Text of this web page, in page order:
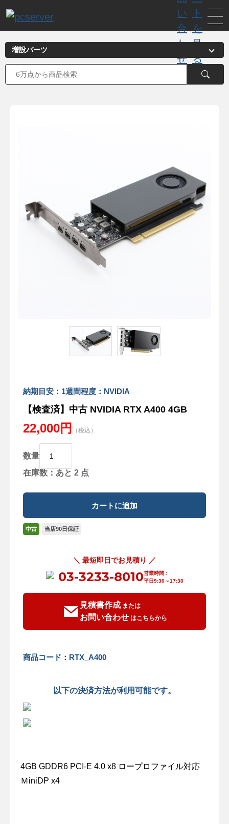
納期目安：1週間程度：NVIDIA
【検査済】中古 NVIDIA RTX A400 4GB
22,000円 （税込）
数量
在庫数：あと 2 点
中古 当店90日保証
＼ 最短即日でお見積り ／
03-3233-8010営業時間：
平日9:30～17:30
見積書作成または
お問い合わせはこちらから
商品コード：RTX_A400
以下の決済方法が利用可能です。
4GB GDDR6 PCI-E 4.0 x8 ロープロファイル対応
ＭiniDP x4